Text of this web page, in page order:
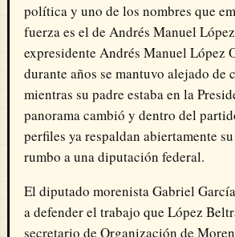
política y uno de los nombres que
fuerza es el de Andrés Manuel
expresidente Andrés Manuel López
durante años se mantuvo alejado de
mientras su padre estaba en la
panorama cambió y dentro del
perfiles ya respaldan abiertamente
rumbo a una diputación federal.
El diputado morenista Gabriel
a defender el trabajo que López
secretario de Organización de